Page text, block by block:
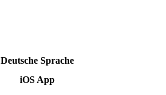
Deutsche Sprache
iOS App